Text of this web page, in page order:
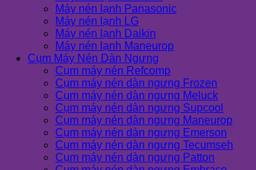
Máy nén lạnh Panasonic
Máy nén lạnh LG
Máy nén lạnh Daikin
Máy nén lạnh Maneurop
Cụm Máy Nén Dàn Ngưng
Cụm máy nén Refcomp
Cụm máy nén dàn ngưng Frozen
Cụm máy nén dàn ngưng Meluck
Cụm máy nén dàn ngưng Supcool
Cụm máy nén dàn ngưng Maneurop
Cụm máy nén dàn ngưng Emerson
Cụm máy nén dàn ngưng Tecumseh
Cụm máy nén dàn ngưng Patton